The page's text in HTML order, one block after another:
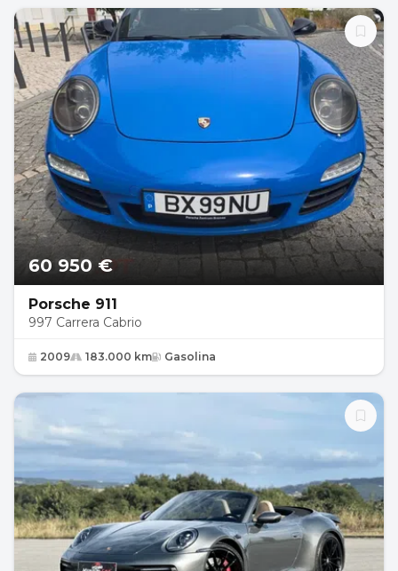
60 950 €
Porsche 911
997 Carrera Cabrio
2009 183.000 km Gasolina